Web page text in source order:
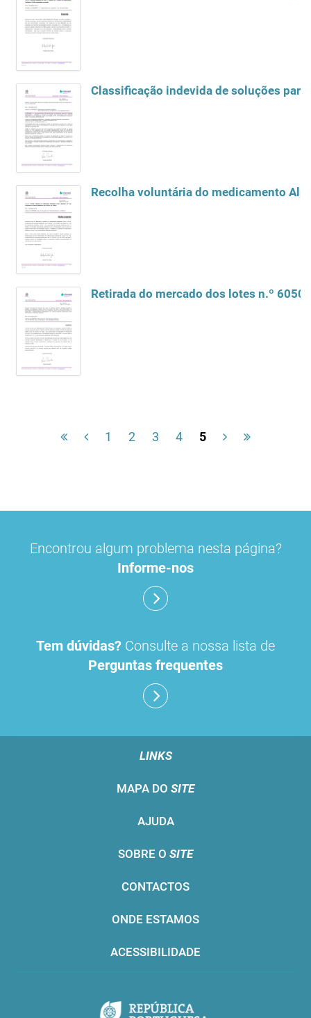
Classificação indevida de soluções
Recolha voluntária do medicamento
Retirada do mercado dos lotes n.º
1 2 3 4 5
Encontrou algum problema nesta página?
Informe-nos
Tem dúvidas? Consulte a nossa lista de
Perguntas frequentes
LINKS
MAPA DO SITE
AJUDA
SOBRE O SITE
CONTACTOS
ONDE ESTAMOS
ACESSIBILIDADE